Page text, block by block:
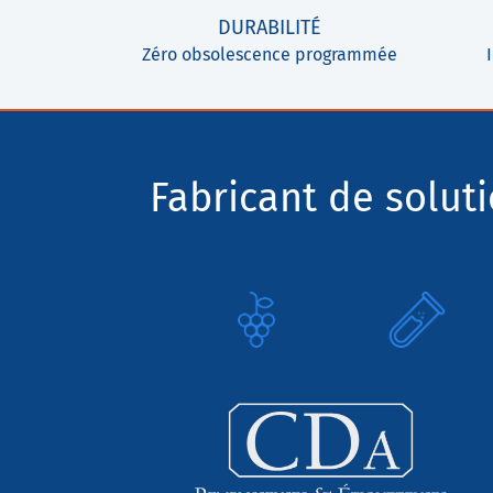
DURABILITÉ
Zéro obsolescence programmée
Fabricant de